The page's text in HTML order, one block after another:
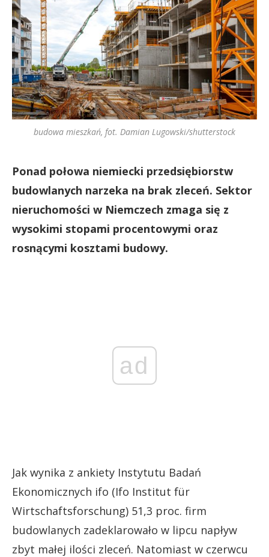
budowa mieszkań, fot. Damian Lugowski/shutterstock
Ponad połowa niemiecki przedsiębiorstw
budowlanych narzeka na brak zleceń. Sektor
nieruchomości w Niemczech zmaga się z
wysokimi stopami procentowymi oraz
rosnącymi kosztami budowy.
ad
Jak wynika z ankiety Instytutu Badań
Ekonomicznych ifo (Ifo Institut für
Wirtschaftsforschung) 51,3 proc. firm
budowlanych zadeklarowało w lipcu napływ
zbyt małej ilości zleceń. Natomiast w czerwcu